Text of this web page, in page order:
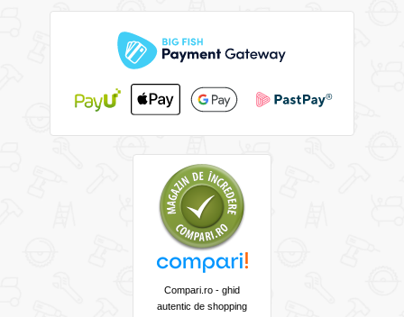
Compari.ro - ghid
autentic de shopping